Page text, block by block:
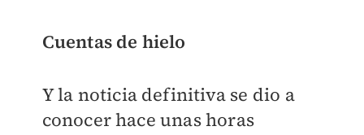
Cuentas de hielo
Y la noticia definitiva se dio a
conocer hace unas horas